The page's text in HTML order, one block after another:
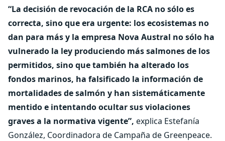
“La decisión de revocación de la RCA no sólo es
correcta, sino que era urgente: los ecosistemas no
dan para más y la empresa Nova Austral no sólo ha
vulnerado la ley produciendo más salmones de los
permitidos, sino que también ha alterado los
fondos marinos, ha falsificado la información de
mortalidades de salmón y han sistemáticamente
mentido e intentando ocultar sus violaciones
graves a la normativa vigente”, explica Estefanía
González, Coordinadora de Campaña de Greenpeace.